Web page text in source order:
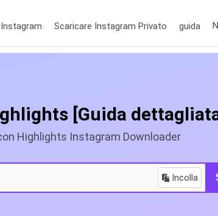
Scaricare Instagram Privato guida
[Guida
Highlights Instagram Downloader
Incolla